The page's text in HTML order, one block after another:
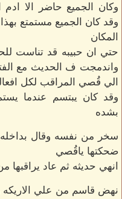
وكان الجميع حاضر الا
وقد كان الجميع مستمتع
المكان
حتي ان حبيبه قد تناست
واندمجت ف الحديث مع
الي قُصي المراقب لكل
وقد كان يبتسم عندما
بشده
سخر من نفسه وقال
ضحكتها ياقُصي
انهي حديثه ثم عاد يراقبها
نهض قاسم من علي